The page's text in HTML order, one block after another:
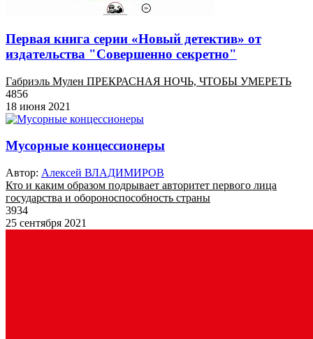
Первая книга серии «Новый детектив» от
издательства "Совершенно секретно"
Габриэль Мулен ПРЕКРАСНАЯ НОЧЬ, ЧТОБЫ УМЕРЕТЬ
4856
18 июня 2021
Мусорные концессионеры
Автор: Алексей ВЛАДИМИРОВ
Кто и каким образом подрывает авторитет первого лица
государства и обороноспособность страны
3934
25 сентября 2021